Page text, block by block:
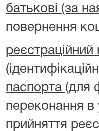
батькові (за
повернення
реєстраційний
паспорта (для
переконання в
прийняття